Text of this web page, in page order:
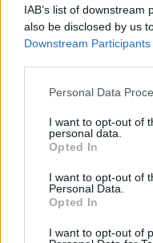
IAB’s list of
also be disclosed by us
Downstream Participants
Please note that this
not limited to your visit
grant or deny consent
use your data for below
consent section.
Personal Data
I want to opt-out of
personal data.
Opted In
I want to opt-out of
Personal Data.
Opted In
I want to opt-out of
Nadeah karrierje
pályafutás.
kísérletezett
zenekarok
Párizsba, ahol
derűsebbnek a
álldogált az
Nouvelle Vague
megfejtője.
Nadeah viharos